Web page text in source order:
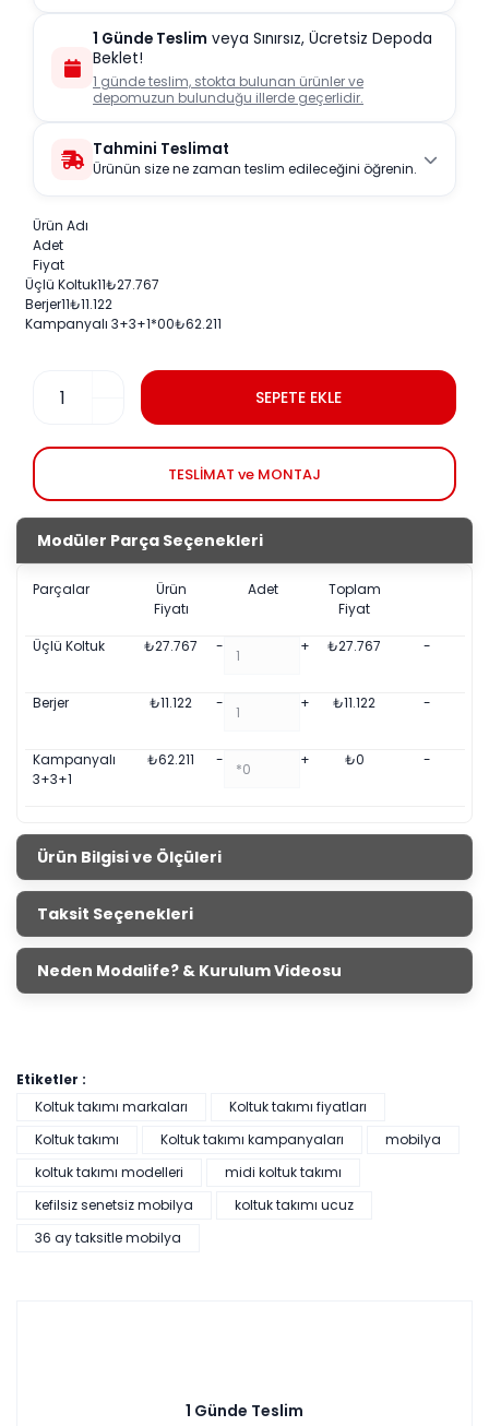
1 Günde Teslim veya Sınırsız, Ücretsiz Depoda
Beklet!
1 günde teslim, stokta bulunan ürünler ve
depomuzun bulunduğu illerde geçerlidir.
Tahmini Teslimat
Ürünün size ne zaman teslim edileceğini öğrenin.
Ürün Adı
Adet
Fiyat
Üçlü Koltuk11₺27.767
Berjer11₺11.122
Kampanyalı 3+3+1*00₺62.211
SEPETE EKLE
TESLİMAT ve MONTAJ
Modüler Parça Seçenekleri
Parçalar
Ürün
Fiyatı
Adet
Toplam
Fiyat
Üçlü Koltuk
₺27.767 - + ₺27.767 -
Berjer ₺11.122 - + ₺11.122 -
Kampanyalı
3+3+1
₺62.211 - + ₺0 -
Ürün Bilgisi ve Ölçüleri
Bohem Soft Koltuk Takımı
Ürün
Ölçüleri
Genişlik Yükseklik Derinlik
Üçlü
Taksit Seçenekleri
Neden Modalife? & Kurulum Videosu
Etiketler :
Koltuk takımı markaları
Koltuk takımı fiyatları
Koltuk takımı
Koltuk takımı kampanyaları
mobilya
koltuk takımı modelleri
midi koltuk takımı
kefilsiz senetsiz mobilya
koltuk takımı ucuz
36 ay taksitle mobilya
1 Günde Teslim